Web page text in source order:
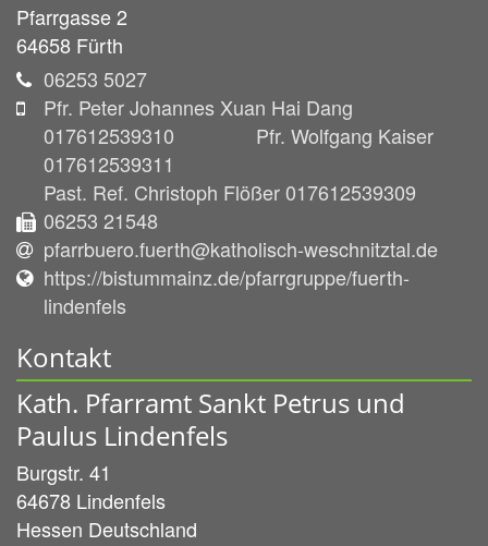
Pfarrgasse 2
64658 Fürth
06253 5027
Pfr. Peter Johannes Xuan Hai Dang
017612539310 Pfr. Wolfgang Kaiser
017612539311
Past. Ref. Christoph Flößer 017612539309
06253 21548
pfarrbuero.fuerth@katholisch-weschnitztal.de
https://bistummainz.de/pfarrgruppe/fuerth-
lindenfels
Kontakt
Kath. Pfarramt Sankt Petrus und
Paulus Lindenfels
Burgstr. 41
64678 Lindenfels
Hessen Deutschland